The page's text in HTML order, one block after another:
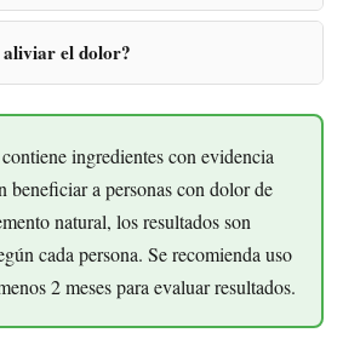
el dolor?
ingredientes con evidencia
beneficiar a personas con dolor de
natural, los resultados son
cada persona. Se recomienda uso
2 meses para evaluar resultados.